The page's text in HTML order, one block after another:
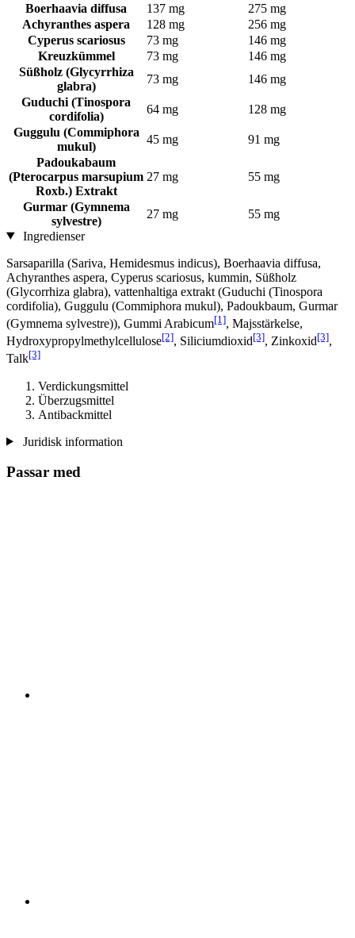
Boerhaavia diffusa 137 mg
275 mg
Achyranthes aspera
128 mg
256 mg
Cyperus scariosus
73 mg
146 mg
Kreuzkümmel
73 mg
146 mg
Süßholz (Glycyrrhiza
glabra)
73 mg
146 mg
Guduchi (Tinospora
cordifolia)
64 mg
128 mg
Guggulu (Commiphora
mukul)
45 mg
91 mg
Padoukabaum
(Pterocarpus marsupium
Roxb.) Extrakt
27 mg 55 mg
Gurmar (Gymnema
sylvestre)
27 mg
55 mg
Ingredienser
Sarsaparilla (Sariva, Hemidesmus indicus), Boerhaavia diffusa,
Achyranthes aspera, Cyperus scariosus, kummin, Süßholz
(Glycorrhiza glabra), vattenhaltiga extrakt (Guduchi (Tinospora
cordifolia), Guggulu (Commiphora mukul), Padoukbaum, Gurmar
(Gymnema sylvestre)), Gummi Arabicum[1], Majsstärkelse,
Hydroxypropylmethylcellulose[2], Siliciumdioxid[3], Zinkoxid[3],
Talk[3]
Verdickungsmittel
Überzugsmittel
Antibackmittel
Juridisk information
Passar med